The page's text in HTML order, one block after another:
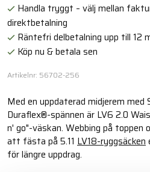
Handla tryggt – välj mellan
direktbetalning
Räntefri delbetalning upp till 12
Köp nu & betala sen
Artikelnr: 56702-256
Med en uppdaterad midjerem med
Duraflex®-spännen är LV6 2.0
n' go"-väskan. Webbing på toppen
att fästa på 5.11 LV18-ryggsäcken
för längre uppdrag.